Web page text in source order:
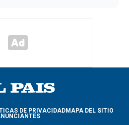
DE PRIVACIDADMAPA DEL SITIO